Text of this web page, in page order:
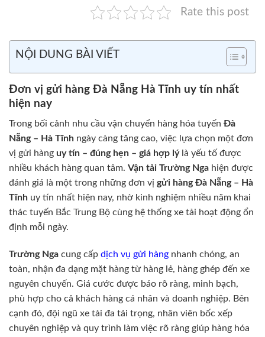
Rate this post
NỘI DUNG BÀI VIẾT
Đơn vị gửi hàng Đà Nẵng Hà Tĩnh uy tín nhất
hiện nay
Trong bối cảnh nhu cầu vận chuyển hàng hóa tuyến Đà
Nẵng – Hà Tĩnh ngày càng tăng cao, việc lựa chọn một đơn
vị gửi hàng uy tín – đúng hẹn – giá hợp lýlà yếu tố được
nhiều khách hàng quan tâm. Vận tải Trường Nga hiện được
đánh giá là một trong những đơn vị gửi hàng Đà Nẵng – Hà
Tĩnh uy tín nhất hiện nay, nhờ kinh nghiệm nhiều năm khai
thác tuyến Bắc Trung Bộ cùng hệ thống xe tải hoạt động ổn
định mỗi ngày.
Trường Nga cung cấp dịch vụ gửi hàng nhanh chóng, an
toàn, nhận đa dạng mặt hàng từ hàng lẻ, hàng ghép đến xe
nguyên chuyến. Giá cước được báo rõ ràng, minh bạch,
phù hợp cho cả khách hàng cá nhân và doanh nghiệp. Bên
cạnh đó, đội ngũ xe tải đa tải trọng, nhân viên bốc xếp
chuyên nghiệp và quy trình làm việc rõ ràng giúp hàng hóa